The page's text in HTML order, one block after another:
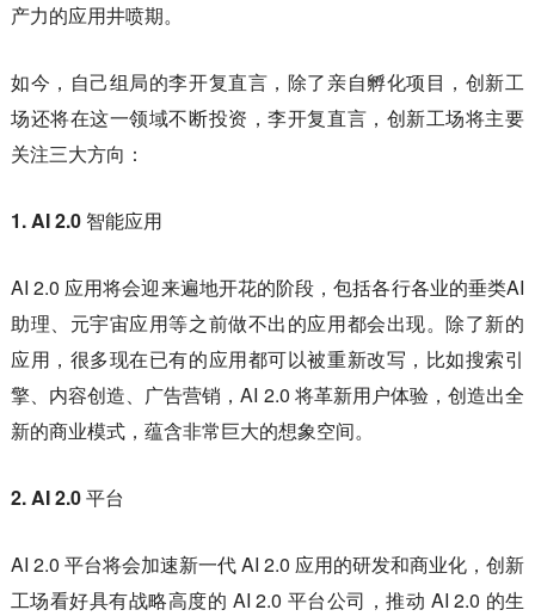
产力的应用井喷期。
如今，自己组局的李开复直言，除了亲自孵化项目，创新工
场还将在这一领域不断投资，李开复直言，创新工场将主要
关注三大方向：
1. AI 2.0 智能应用
AI 2.0 应用将会迎来遍地开花的阶段，包括各行各业的垂类AI
助理、元宇宙应用等之前做不出的应用都会出现。除了新的
应用，很多现在已有的应用都可以被重新改写，比如搜索引
擎、内容创造、广告营销，AI 2.0 将革新用户体验，创造出全
新的商业模式，蕴含非常巨大的想象空间。
2. AI 2.0 平台
AI 2.0 平台将会加速新一代 AI 2.0 应用的研发和商业化，创新
工场看好具有战略高度的 AI 2.0 平台公司，推动 AI 2.0 的生